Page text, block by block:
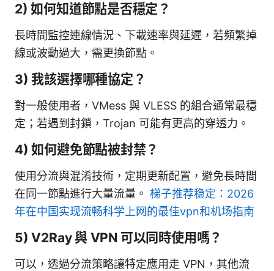
2) 如何知道節點是否穩定？
長時間監控連線情況、下載速率與延遲，若頻繁掉
線或波動過大，需更換節點。
3) 我該選擇哪種協定？
對一般使用者，VMess 與 VLESS 的組合通常最穩
定；若遇到封鎖，Trojan 可能有更高的穿透力。
4) 如何避免節點被封禁？
使用分流與混淆技術，定期更新配置，避免長時間
在同一節點進行大量流量。 梯子推荐稳定：2026
年在中国实现流畅科学上网的最佳vpn和机场指南
5) V2Ray 與 VPN 可以同時使用嗎？
可以，透過分流策略讓特定應用走 VPN，其他流